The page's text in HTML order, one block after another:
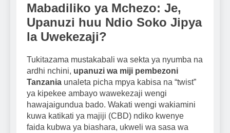
Mabadiliko ya Mchezo: Je,
Upanuzi huu Ndio Soko Jipya
la Uwekezaji?
Tukitazama mustakabali wa sekta ya nyumba na
ardhi nchini, upanuzi wa miji pembezoni
Tanzania unaleta picha mpya kabisa na “twist”
ya kipekee ambayo wawekezaji wengi
hawajaigundua bado. Wakati wengi wakiamini
kuwa katikati ya majiji (CBD) ndiko kwenye
faida kubwa ya biashara, ukweli wa sasa wa